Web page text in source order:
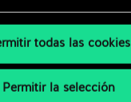
todas las cookies
Permitir la selección